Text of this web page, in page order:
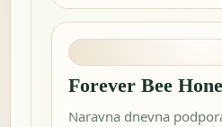
Forever Bee
Naravna dnevna